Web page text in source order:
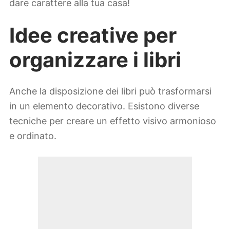
dare carattere alla tua casa!
Idee creative per
organizzare i libri
Anche la disposizione dei libri può trasformarsi
in un elemento decorativo. Esistono diverse
tecniche per creare un effetto visivo armonioso
e ordinato.